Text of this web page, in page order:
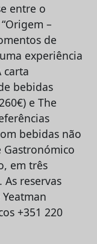
entre o
–
de
experiência
carta
bebidas
e The
bebidas não
Gastronómico
em três
As reservas
+351 220